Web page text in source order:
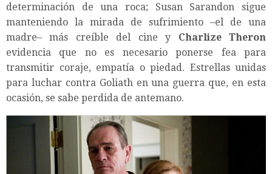
determinación de una roca; Susan Sarandon sigue
manteniendo la mirada de sufrimiento –el de una
madre– más creíble del cine y Charlize Theron
evidencia que no es necesario ponerse fea para
transmitir coraje, empatía o piedad. Estrellas unidas
para luchar contra Goliath en una guerra que, en esta
ocasión, se sabe perdida de antemano.